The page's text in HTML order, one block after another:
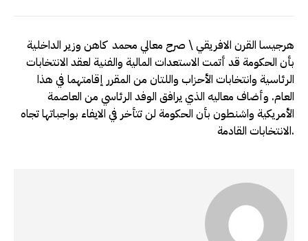
هرجيسا القرن الافريقي \ صرح معالي محمد كاهن وزير الداخلية
بأن الحكومة قد أتمت الاستعدات المالية والفنية لعقد الانتخابات
الرئاسية وانتخابات الأحزاب واللتان من المقرر إقامتهما في هذا
العام. وأضاف معاليه الذي يرافق الوفد الرئاسي من العاصمة
الأمريكية واشنطون بأن الحكومة لن تتأخر في الايفاء بواجباتها تجاه
الانتخابات القادمة.